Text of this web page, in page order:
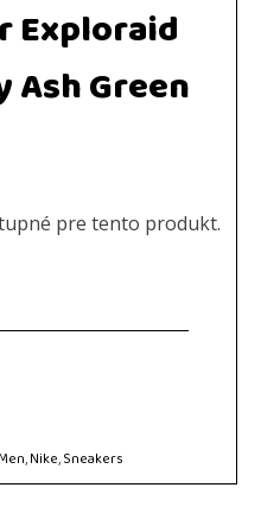
Exploraid
Ash Green
pre tento produkt.
Men,Nike,Sneakers